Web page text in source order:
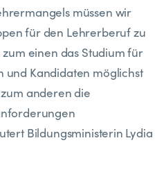
müssen wir
für den Lehrerberuf zu
einen das Studium für
und Kandidaten möglichst
anderen die
Bildungsministerin Lydia